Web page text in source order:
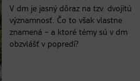
V dm je jasný dôraz na tzv. dvojitú
významnosť. Čo to však vlastne
znamená – a ktoré témy sú v dm
obzvlášť v popredí?